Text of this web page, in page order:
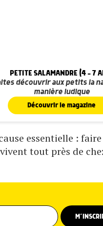
PETITE SALAMANDRE (4 - 7
découvrir aux petits la
manière ludique
Découvrir le magazine
essentielle :
tout près de